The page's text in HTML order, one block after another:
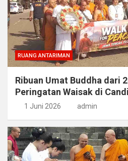
RUANG ANTARIMAN
Ribuan Umat Buddha dari
Peringatan Waisak di
1 Juni 2026 admin